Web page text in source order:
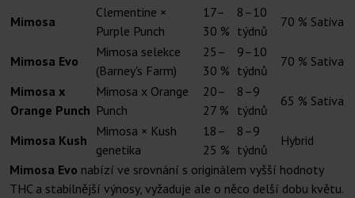
Mimosa
Clementine ×
Purple Punch
17–
30 %
8–10
týdnů
70 % Sativa
Mimosa Evo
Mimosa selekce
(Barney's Farm)
25–
30 %
9–10
týdnů
70 % Sativa
Mimosa x
Orange Punch
Mimosa x Orange
Punch
20–
27 %
8–9
týdnů
65 % Sativa
Mimosa Kush
Mimosa × Kush
genetika
18–
25 %
8–9
týdnů
Hybrid
Mimosa Evo nabízí ve srovnání s originálem vyšší hodnoty
THC a stabilnější výnosy, vyžaduje ale o něco delší dobu květu.